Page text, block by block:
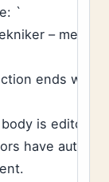
`
– men
ends with
is editorial
have